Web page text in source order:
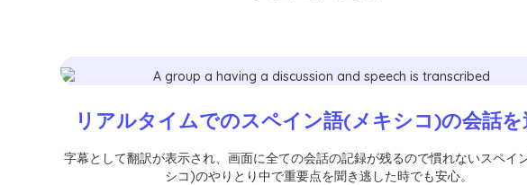
リアルタイムでのスペイン語(メキシコ)の会話を
字幕として翻訳が表示され、画面に全ての会話の記録が残るので慣れないスペイ
シコ)のやりとり中で重要点を聞き逃した時でも安心。